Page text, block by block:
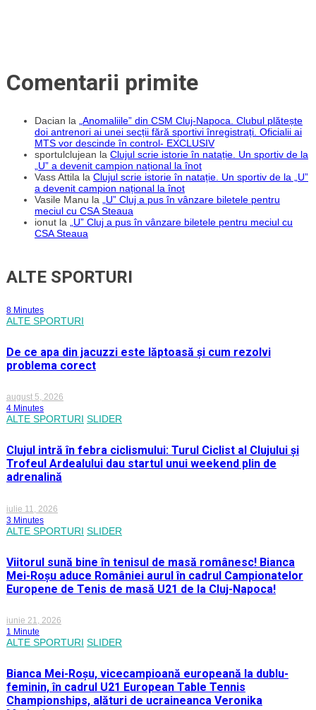
să
fim
jucăm
de
la
egal
la
egal
cu
toții”
Comentarii primite
Dacian la
„Anomaliile” din CSM Cluj-Napoca. Clubul plătește
doi antrenori ai unei secții fără sportivi înregistrați. Oficialii ai
MTS vor descinde în control- EXCLUSIV
sportulclujean la Clujul scrie istorie în natație. Un sportiv de la
„U” a devenit campion național la înot
Vass Attila la Clujul scrie istorie în natație. Un sportiv de la „U”
a devenit campion național la înot
Vasile Manu la
„U” Cluj a pus în vânzare biletele pentru
meciul cu CSA Steaua
ionut la
„U” Cluj a pus în vânzare biletele pentru meciul cu
CSA Steaua
ALTE SPORTURI
8 Minutes
ALTE SPORTURI
De ce apa din jacuzzi este lăptoasă și cum rezolvi
problema corect
august 5, 2026
4 Minutes
ALTE SPORTURI SLIDER
Clujul intră în febra ciclismului: Turul Ciclist al Clujului și
Trofeul Ardealului dau startul unui weekend plin de
adrenalină
iulie 11, 2026
3 Minutes
ALTE SPORTURI SLIDER
Viitorul sună bine în tenisul de masă românesc! Bianca
Mei-Roșu aduce României aurul în cadrul Campionatelor
Europene de Tenis de masă U21 de la Cluj-Napoca!
iunie 21, 2026
1 Minute
ALTE SPORTURI SLIDER
Bianca Mei-Roșu, vicecampioană europeană la dublu-
feminin, în cadrul U21 European Table Tennis
Championships, alături de ucraineanca Veronika